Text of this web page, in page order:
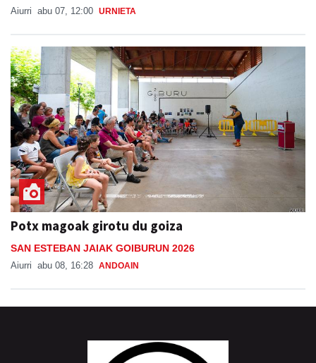
Aiurri abu 07, 12:00 URNIETA
Potx magoak girotu du goiza
SAN ESTEBAN JAIAK GOIBURUN 2026
Aiurri abu 08, 16:28 ANDOAIN